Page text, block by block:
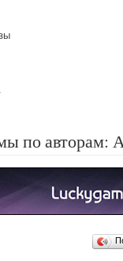
по авторам: